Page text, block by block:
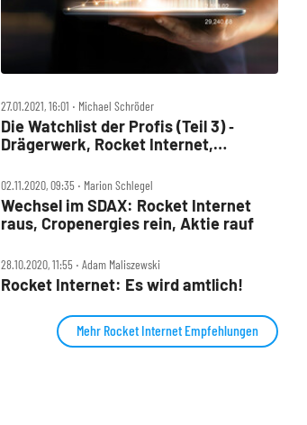
27.01.2021, 16:01 ‧ Michael Schröder
Die Watchlist der Profis (Teil 3) ‑
Drägerwerk, Rocket Internet,
02.11.2020, 09:35 ‧ Marion Schlegel
Wechsel im SDAX: Rocket Internet
raus, Cropenergies rein, Aktie rauf
28.10.2020, 11:55 ‧ Adam Maliszewski
Rocket Internet: Es wird amtlich!
Mehr Rocket Internet Empfehlungen